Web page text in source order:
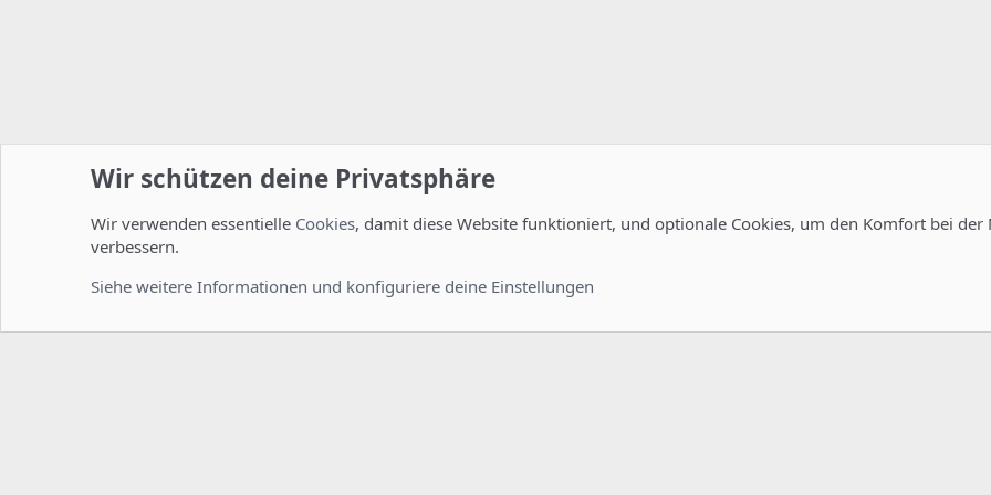
Startseite Foren Linux Foren Server Administration
Wir schützen deine Privatsphäre
Wir verwenden essentielle Cookies, damit diese Website funktioniert, und optionale Cookies, um den Komfort bei der
verbessern.
Siehe weitere Informationen und konfiguriere deine Einstellungen